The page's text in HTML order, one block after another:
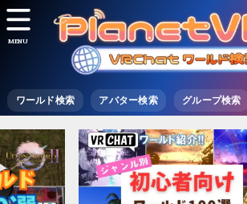
ワールド検索 アバター検索 グループ検索
MENU